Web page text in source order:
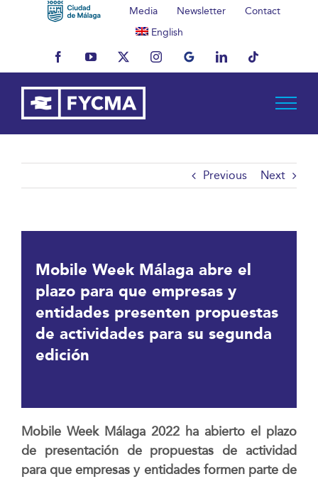
Media Newsletter
Contact
English
FacebookYouTubeX InstagramMyBusinessLinkedInTiktok
Previous Next
Mobile Week Málaga abre el
plazo para que empresas y
entidades presenten propuestas
de actividades para su segunda
edición
Mobile Week Málaga 2022 ha abierto el plazo
de presentación de propuestas de actividad
para que empresas y entidades formen parte de